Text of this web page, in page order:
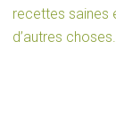
recettes saines
d’autres choses.